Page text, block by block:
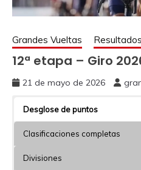
Grandes Vueltas Resultados
12ª etapa – Giro
21 de mayo de 2026
Desglose de puntos
Clasificaciones completas
Divisiones